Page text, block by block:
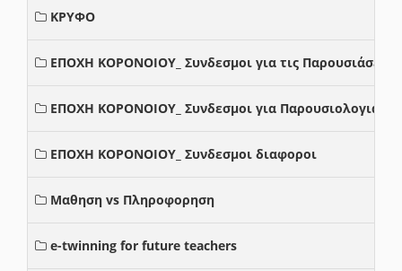
ΚΡΥΦΟ
ΕΠΟΧΗ ΚΟΡΟΝΟΙΟΥ_ Συνδεσμοι για τις Παρουσιάσεις
ΕΠΟΧΗ ΚΟΡΟΝΟΙΟΥ_ Συνδεσμοι για Παρουσιολογια
ΕΠΟΧΗ ΚΟΡΟΝΟΙΟΥ_ Συνδεσμοι διαφοροι
Μαθηση vs Πληροφορηση
e-twinning for future teachers